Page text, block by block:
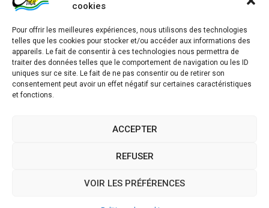
cookies
Pour offrir les meilleures expériences, nous utilisons des technologies
telles que les cookies pour stocker et/ou accéder aux informations des
appareils. Le fait de consentir à ces technologies nous permettra de
traiter des données telles que le comportement de navigation ou les ID
uniques sur ce site. Le fait de ne pas consentir ou de retirer son
consentement peut avoir un effet négatif sur certaines caractéristiques
et fonctions.
ACCEPTER
REFUSER
VOIR LES PRÉFÉRENCES
Mentions légales
Traitement de données personnelles
(sites internet de collectivités &